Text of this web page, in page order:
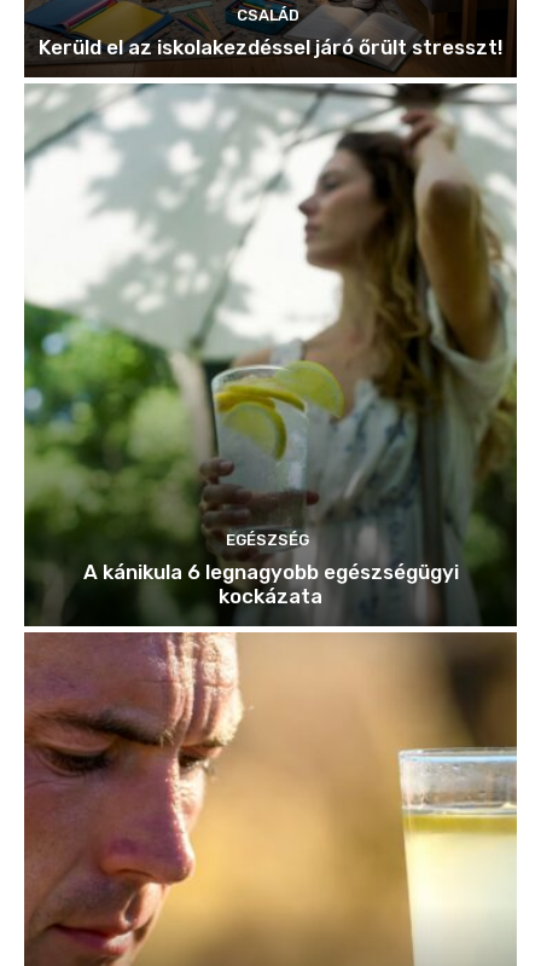
CSALÁD
Kerüld el az iskolakezdéssel járó őrült stresszt!
EGÉSZSÉG
A kánikula 6 legnagyobb egészségügyi
kockázata